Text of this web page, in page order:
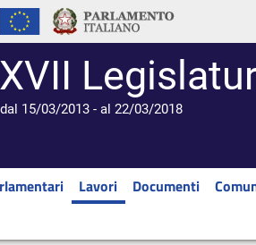
XVII
dal 15/03/2013 - al 22/03/2018
Lavori Documenti